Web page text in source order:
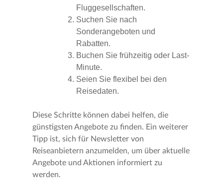
Fluggesellschaften.
Suchen Sie nach
Sonderangeboten und
Rabatten.
Buchen Sie frühzeitig oder Last-
Minute.
Seien Sie flexibel bei den
Reisedaten.
Diese Schritte können dabei helfen, die
günstigsten Angebote zu finden. Ein weiterer
Tipp ist, sich für Newsletter von
Reiseanbietern anzumelden, um über aktuelle
Angebote und Aktionen informiert zu
werden.